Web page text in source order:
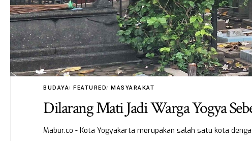
BUDAYA FEATURED MASYARAKAT
Dilarang Mati Jadi Warga Yogya
Mabur.co - Kota Yogyakarta merupakan salah satu kota